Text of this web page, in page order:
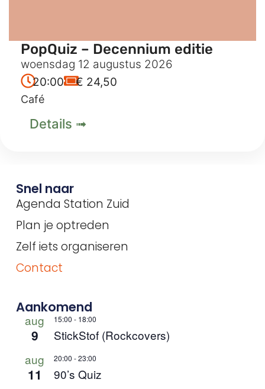
PopQuiz – Decennium editie
woensdag 12 augustus 2026
20:00
€ 24,50
Café
Details ➟
Snel naar
Agenda Station Zuid
Plan je optreden
Zelf iets organiseren
Contact
Aankomend
aug
9
15:00 - 18:00
StickStof (Rockcovers)
aug
11
20:00 -23:00
90’s Quiz